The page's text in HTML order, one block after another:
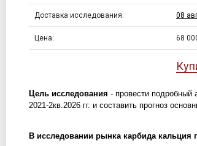
Доставка исследования: 08
Цена: 68
Цель исследования - провести подробный
2021-2кв.2026 гг. и составить прогноз
В исследовании рынка карбида